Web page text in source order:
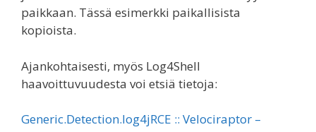
paikkaan. Tässä esimerkki paikallisista
kopioista.
Ajankohtaisesti, myös Log4Shell
haavoittuvuudesta voi etsiä tietoja:
Generic.Detection.log4jRCE :: Velociraptor –